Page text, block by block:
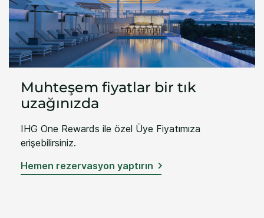
Muhteşem fiyatlar bir tık
uzağınızda
IHG One Rewards ile özel Üye Fiyatımıza
erişebilirsiniz.
Hemen rezervasyon yaptırın